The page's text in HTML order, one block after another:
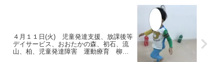
４月１１日(火) 児童発達支援、放課後等
デイサービス、おおたかの森、初石、流
山、柏、児童発達障害 運動療育 柳沢